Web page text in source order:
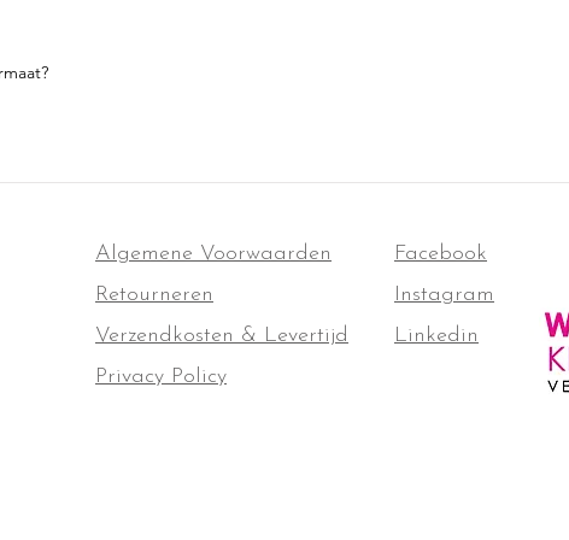
Algemene Voorwaarden
Retourneren
Verzendkosten & Levertijd
Privacy Policy
Facebook
Instagram
Linkedin